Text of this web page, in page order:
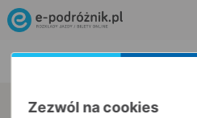
Sierzputy Młode
Rudniki
Zezwól na cookies